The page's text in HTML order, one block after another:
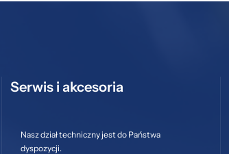
Serwis i akcesoria
Nasz dział techniczny jest do Państwa
dyspozycji.